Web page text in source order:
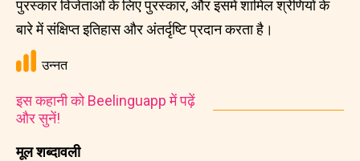
मूल शब्दावली
पुरस्कार विजेताओं के लिए पुरस्कार, और इसमें शामिल श्रेणियों के
बारे में संक्षिप्त इतिहास और अंतर्दृष्टि प्रदान करता है।
उन्नत
इस कहानी को Beelinguapp में पढ़ें
और सुनें!